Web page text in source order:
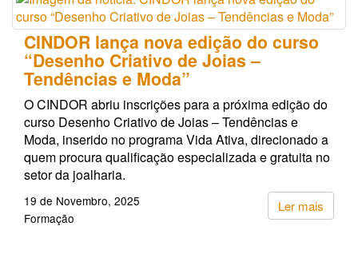
CINDOR lança nova edição do curso
“Desenho Criativo de Joias –
Tendências e Moda”
O CINDOR abriu inscrições para a próxima edição do
curso Desenho Criativo de Joias – Tendências e
Moda, inserido no programa Vida Ativa, direcionado a
quem procura qualificação especializada e gratuita no
setor da joalharia.
Ler mais
19 de Novembro, 2025
Formação